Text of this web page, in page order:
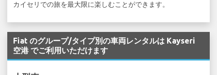
カイセリでの旅を最大限に楽しむことができます。
Fiat のグループ/タイプ別の車両レンタルは Kayseri
空港 でご利用いただけます